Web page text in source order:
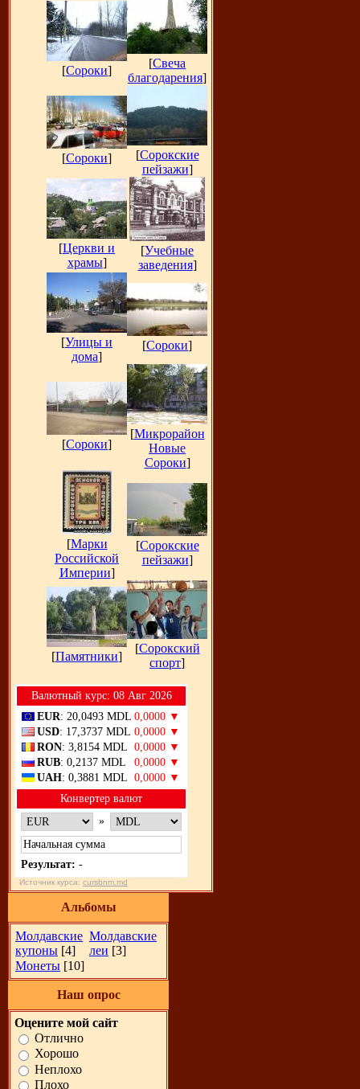
[Сороки]
[Свеча
благодарения]
[Сороки] [Сорокские
пейзажи]
[Церкви и
храмы]
[Учебные
заведения]
[Улицы и
дома]
[Сороки]
[Сороки]
[Микрорайон
Новые
Сороки]
[Марки
Российской
Империи]
[Сорокские
пейзажи]
[Памятники]
[Сорокский
спорт]
Bалютный курс: 08 Авг 2026
EUR: 20,0493 MDL 0,0000 ▼
USD: 17,3737 MDL 0,0000 ▼
RON: 3,8154 MDL 0,0000 ▼
RUB: 0,2137 MDL
0,0000 ▼
UAH: 0,3881 MDL 0,0000 ▼
Конвертер валют
»
Результат: -
Источник курса: cursbnm.md
Альбомы
Молдавские
купоны [4]
Молдавские
леи [3]
Монеты [10]
Наш опрос
Оцените мой сайт
Отлично
Хорошо
Неплохо
Плохо